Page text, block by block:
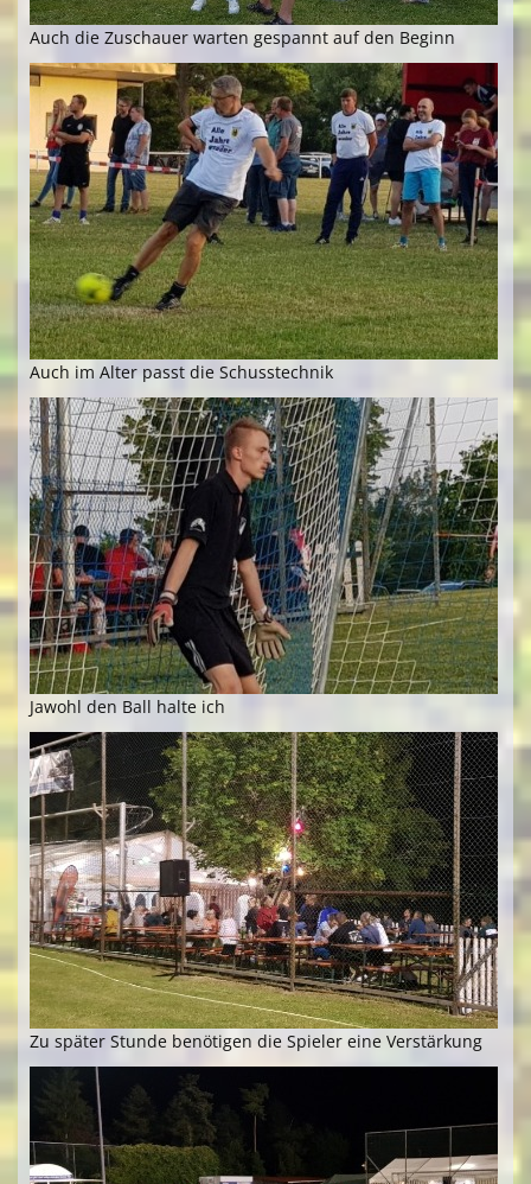
Auch die Zuschauer warten gespannt auf den Beginn
Auch im Alter passt die Schusstechnik
Jawohl den Ball halte ich
Zu später Stunde benötigen die Spieler eine Verstärkung